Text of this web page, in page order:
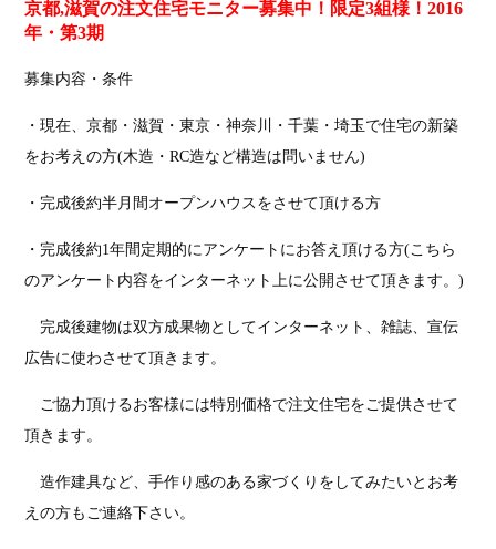
京都,滋賀の注文住宅モニター募集中！ 限定3組様！2016
年・第3期
募集内容・条件
・現在、京都・滋賀・東京・神奈川・千葉・埼玉で住宅の新築
をお考えの方(木造・RC造など構造は問いません)
・完成後約半月間オープンハウスをさせて頂ける方
・完成後約1年間定期的にアンケートにお答え頂ける方(こちら
のアンケート内容をインターネット上に公開させて頂きます。)
完成後建物は双方成果物としてインターネット、雑誌、宣伝
広告に使わさせて頂きます。
ご協力頂けるお客様には特別価格で注文住宅をご提供させて
頂きます。
造作建具など、手作り感のある家づくりをしてみたいとお考
えの方もご連絡下さい。